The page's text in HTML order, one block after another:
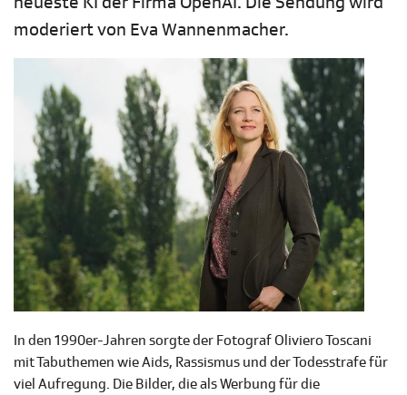
moderiert von Eva Wannenmacher.
In den 1990er-Jahren sorgte der Fotograf Oliviero Toscani
mit Tabuthemen wie Aids, Rassismus und der Todesstrafe für
viel Aufregung. Die Bilder, die als Werbung für die